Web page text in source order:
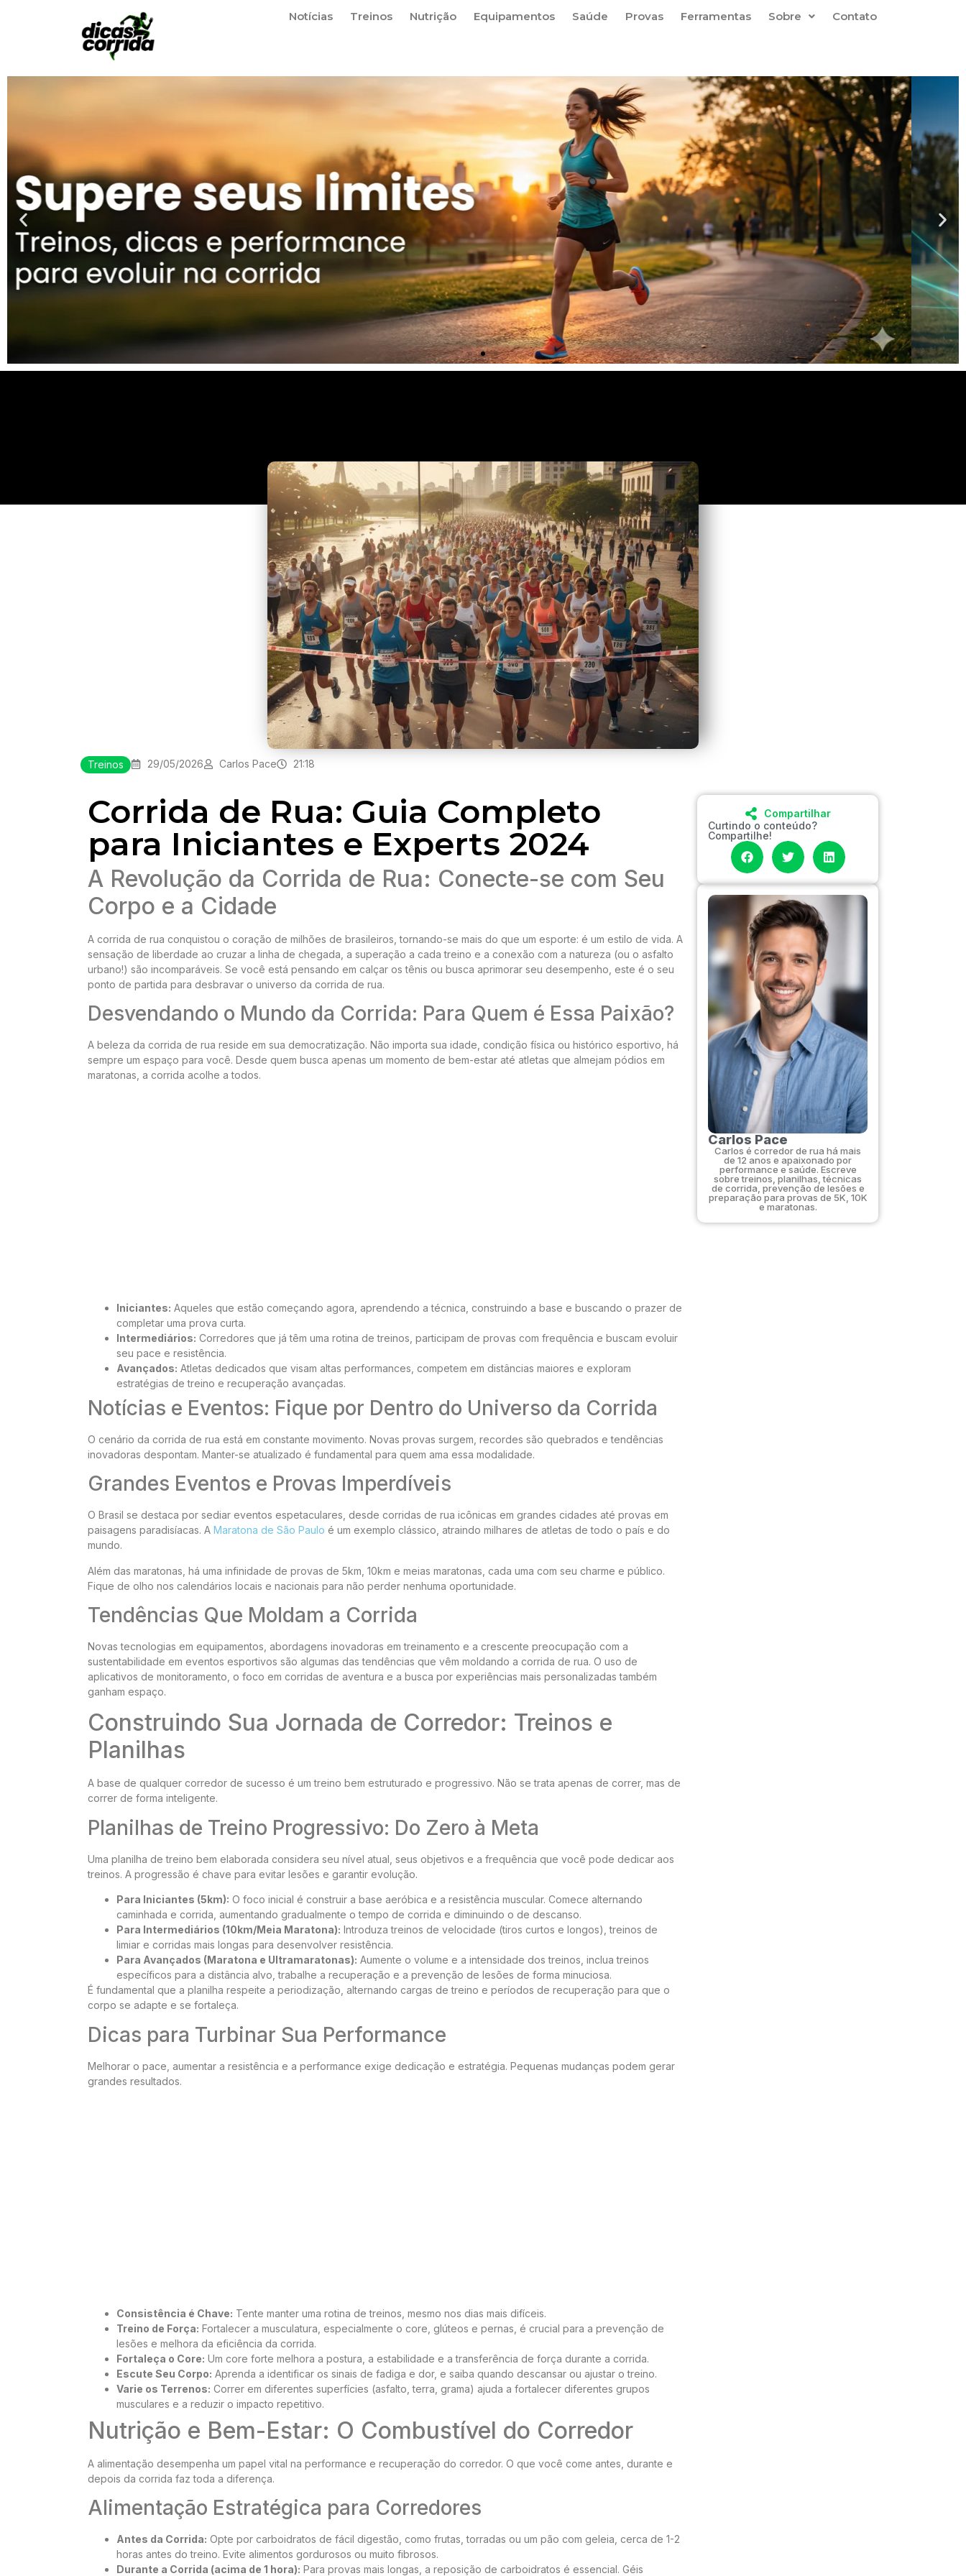
Notícias Treinos Nutrição Equipamentos Saúde Provas Ferramentas Sobre Contato
Treinos 29/05/2026 Carlos Pace 21:18
Corrida de Rua: Guia Completo
para Iniciantes e Experts 2024
A Revolução da Corrida de Rua: Conecte-se com Seu
Corpo e a Cidade
A corrida de rua conquistou o coração de milhões de brasileiros, tornando-se mais do que um esporte: é um estilo de vida. A
sensação de liberdade ao cruzar a linha de chegada, a superação a cada treino e a conexão com a natureza (ou o asfalto
urbano!) são incomparáveis. Se você está pensando em calçar os tênis ou busca aprimorar seu desempenho, este é o seu
ponto de partida para desbravar o universo da corrida de rua.
Desvendando o Mundo da Corrida: Para Quem é Essa Paixão?
A beleza da corrida de rua reside em sua democratização. Não importa sua idade, condição física ou histórico esportivo, há
sempre um espaço para você. Desde quem busca apenas um momento de bem-estar até atletas que almejam pódios em
maratonas, a corrida acolhe a todos.
Iniciantes: Aqueles que estão começando agora, aprendendo a técnica, construindo a base e buscando o prazer de
completar uma prova curta.
Intermediários: Corredores que já têm uma rotina de treinos, participam de provas com frequência e buscam evoluir
seu pace e resistência.
Avançados: Atletas dedicados que visam altas performances, competem em distâncias maiores e exploram
estratégias de treino e recuperação avançadas.
Notícias e Eventos: Fique por Dentro do Universo da Corrida
O cenário da corrida de rua está em constante movimento. Novas provas surgem, recordes são quebrados e tendências
inovadoras despontam. Manter-se atualizado é fundamental para quem ama essa modalidade.
Grandes Eventos e Provas Imperdíveis
O Brasil se destaca por sediar eventos espetaculares, desde corridas de rua icônicas em grandes cidades até provas em
paisagens paradisíacas. A Maratona de São Paulo é um exemplo clássico, atraindo milhares de atletas de todo o país e do
mundo.
Além das maratonas, há uma infinidade de provas de 5km, 10km e meias maratonas, cada uma com seu charme e público.
Fique de olho nos calendários locais e nacionais para não perder nenhuma oportunidade.
Tendências Que Moldam a Corrida
Novas tecnologias em equipamentos, abordagens inovadoras em treinamento e a crescente preocupação com a
sustentabilidade em eventos esportivos são algumas das tendências que vêm moldando a corrida de rua. O uso de
aplicativos de monitoramento, o foco em corridas de aventura e a busca por experiências mais personalizadas também
ganham espaço.
Construindo Sua Jornada de Corredor: Treinos e
Planilhas
A base de qualquer corredor de sucesso é um treino bem estruturado e progressivo. Não se trata apenas de correr, mas de
correr de forma inteligente.
Planilhas de Treino Progressivo: Do Zero à Meta
Uma planilha de treino bem elaborada considera seu nível atual, seus objetivos e a frequência que você pode dedicar aos
treinos. A progressão é chave para evitar lesões e garantir evolução.
Para Iniciantes (5km): O foco inicial é construir a base aeróbica e a resistência muscular. Comece alternando
caminhada e corrida, aumentando gradualmente o tempo de corrida e diminuindo o de descanso.
Para Intermediários (10km/Meia Maratona): Introduza treinos de velocidade (tiros curtos e longos), treinos de
limiar e corridas mais longas para desenvolver resistência.
Para Avançados (Maratona e Ultramaratonas): Aumente o volume e a intensidade dos treinos, inclua treinos
específicos para a distância alvo, trabalhe a recuperação e a prevenção de lesões de forma minuciosa.
É fundamental que a planilha respeite a periodização, alternando cargas de treino e períodos de recuperação para que o
corpo se adapte e se fortaleça.
Dicas para Turbinar Sua Performance
Melhorar o pace, aumentar a resistência e a performance exige dedicação e estratégia. Pequenas mudanças podem gerar
grandes resultados.
Consistência é Chave: Tente manter uma rotina de treinos, mesmo nos dias mais difíceis.
Treino de Força: Fortalecer a musculatura, especialmente o core, glúteos e pernas, é crucial para a prevenção de
lesões e melhora da eficiência da corrida.
Fortaleça o Core: Um core forte melhora a postura, a estabilidade e a transferência de força durante a corrida.
Escute Seu Corpo: Aprenda a identificar os sinais de fadiga e dor, e saiba quando descansar ou ajustar o treino.
Varie os Terrenos: Correr em diferentes superfícies (asfalto, terra, grama) ajuda a fortalecer diferentes grupos
musculares e a reduzir o impacto repetitivo.
Nutrição e Bem-Estar: O Combustível do Corredor
A alimentação desempenha um papel vital na performance e recuperação do corredor. O que você come antes, durante e
depois da corrida faz toda a diferença.
Alimentação Estratégica para Corredores
Antes da Corrida: Opte por carboidratos de fácil digestão, como frutas, torradas ou um pão com geleia, cerca de 1-2
horas antes do treino. Evite alimentos gordurosos ou muito fibrosos.
Durante a Corrida (acima de 1 hora): Para provas mais longas, a reposição de carboidratos é essencial. Géis
Compartilhar
Curtindo o conteúdo?
Compartilhe!
Carlos Pace
Carlos é corredor de rua há mais
de 12 anos e apaixonado por
performance e saúde. Escreve
sobre treinos, planilhas, técnicas
de corrida, prevenção de lesões e
preparação para provas de 5K, 10K
e maratonas.